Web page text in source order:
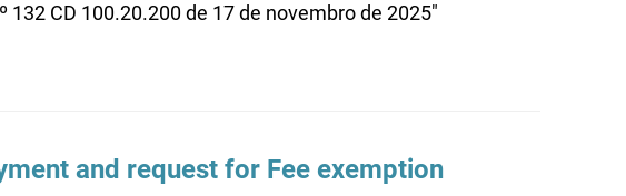
132 CD 100.20.200 de 17 de novembro de 2025"
and request for Fee exemption